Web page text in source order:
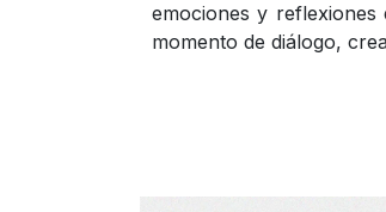
emociones y
momento de diálogo,